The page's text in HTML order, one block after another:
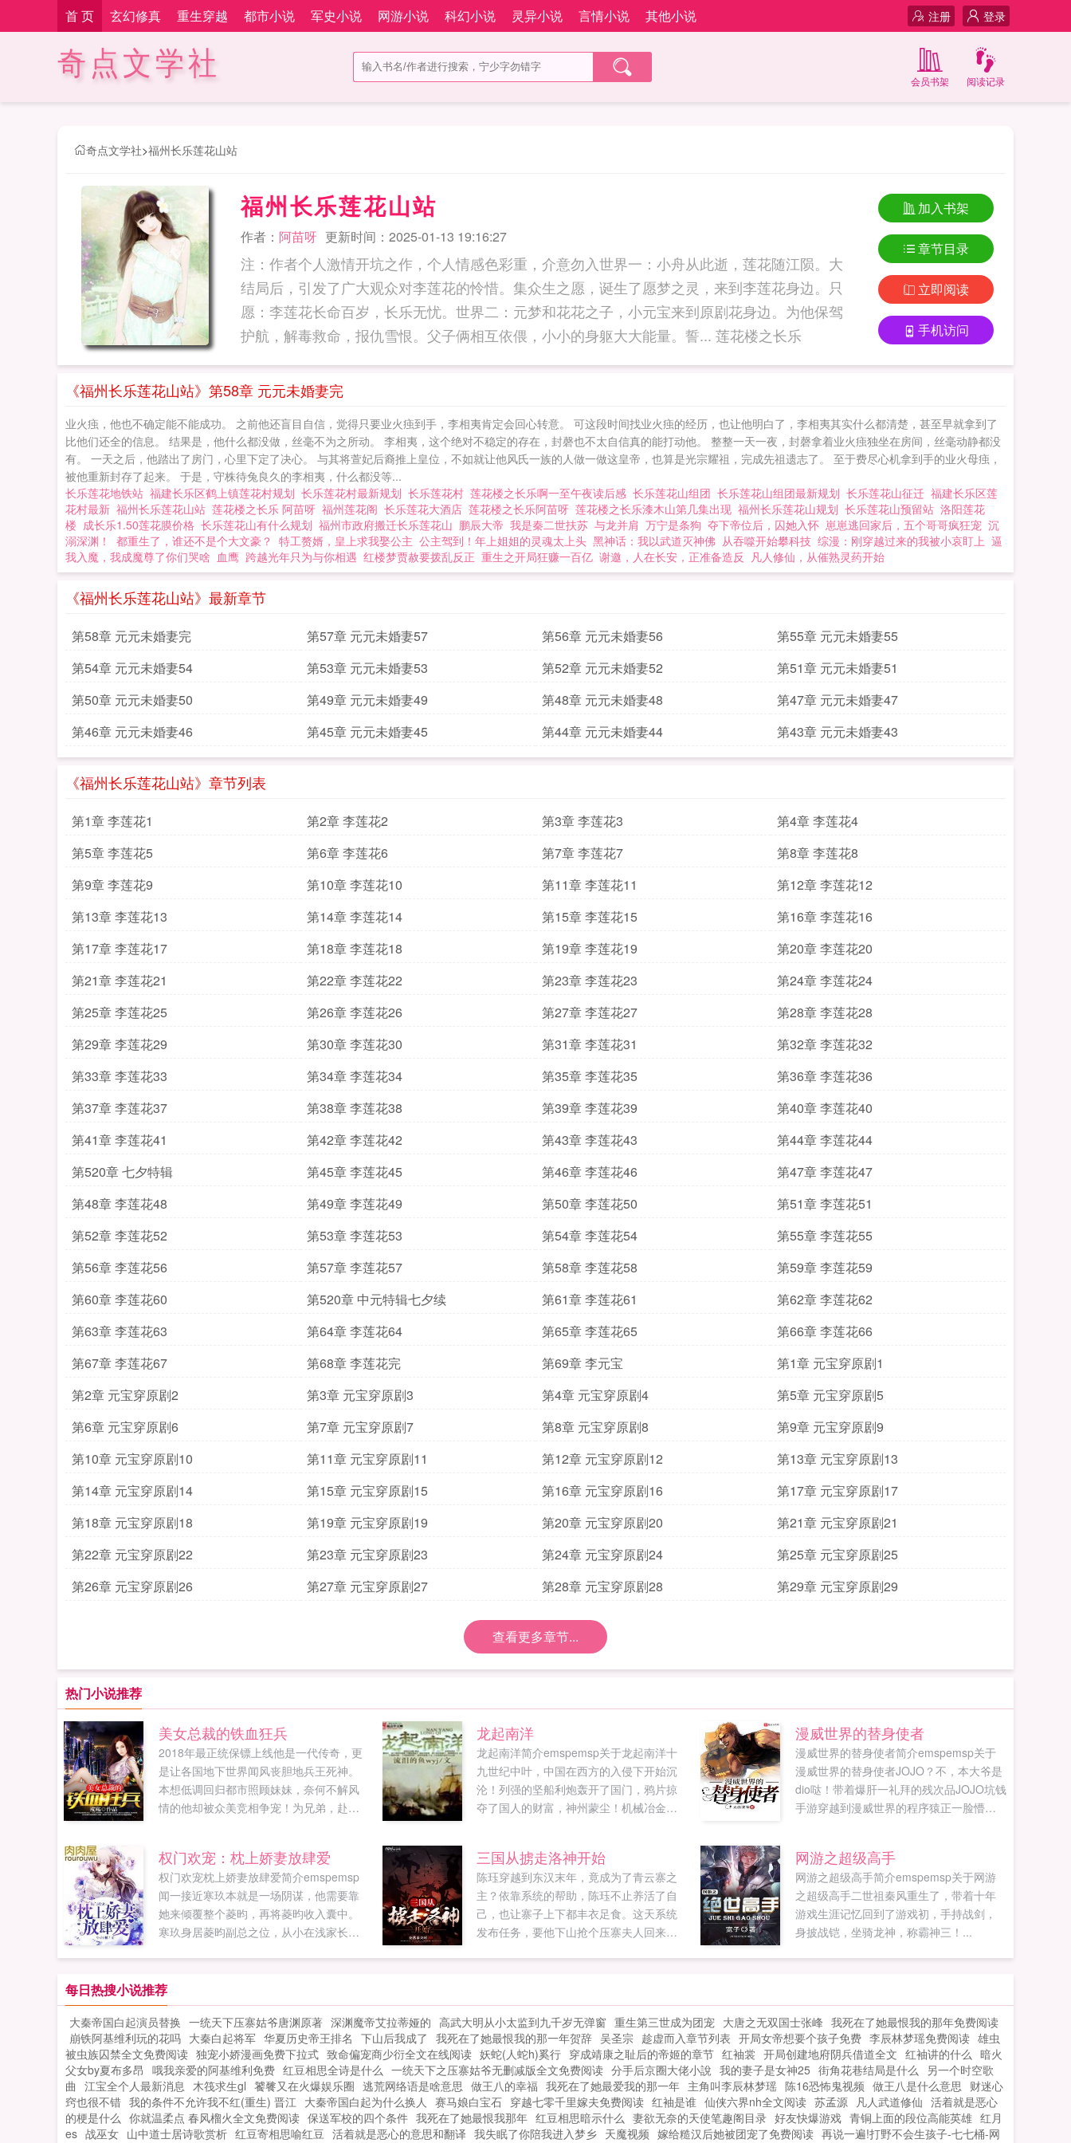
首 页 玄幻修真 重生穿越 都市小说 军史小说 网游小说 科幻小说 灵异小说 言情小说 其他小说 登录
注册
奇点文学社 阅读记录
会员书架
奇点文学社>福州长乐莲花山站
福州长乐莲花山站
作者： 阿苗呀 更新时间：2025-01-13 19:16:27
注：作者个人激情开坑之作，个人情感色彩重，介意勿入世界一：小舟从此逝，莲花随江陨。大
结局后，引发了广大观众对李莲花的怜惜。集众生之愿，诞生了愿梦之灵，来到李莲花身边。只
愿：李莲花长命百岁，长乐无忧。世界二：元梦和花花之子，小元宝来到原剧花身边。为他保驾
护航，解毒救命，报仇雪恨。父子俩相互依偎，小小的身躯大大能量。誓... 莲花楼之长乐
加入书架
章节目录
立即阅读
手机访问
《福州长乐莲花山站》第58章 元元未婚妻完
业火痋，他也不确定能不能成功。 之前他还盲目自信，觉得只要业火痋到手，李相夷肯定会回心转意。 可这段时间找业火痋的经历，也让他明白了，李相夷其实什么都清楚，甚至早就拿到了
比他们还全的信息。 结果是，他什么都没做，丝毫不为之所动。 李相夷，这个绝对不稳定的存在，封磬也不太自信真的能打动他。 整整一天一夜，封磬拿着业火痋独坐在房间，丝毫动静都没
有。 一天之后，他踏出了房门，心里下定了决心。 与其将萱妃后裔推上皇位，不如就让他风氏一族的人做一做这皇帝，也算是光宗耀祖，完成先祖遗志了。 至于费尽心机拿到手的业火母痋，
被他重新封存了起来。 于是，守株待兔良久的李相夷，什么都没等...
长乐莲花地铁站 福建长乐区鹤上镇莲花村规划 长乐莲花村最新规划 长乐莲花村 莲花楼之长乐啊一至午夜读后感 长乐莲花山组团 长乐莲花山组团最新规划 长乐莲花山征迁 福建长乐区莲
花村最新 福州长乐莲花山站 莲花楼之长乐 阿苗呀 福州莲花阁 长乐莲花大酒店 莲花楼之长乐阿苗呀 莲花楼之长乐漆木山第几集出现 福州长乐莲花山规划 长乐莲花山预留站 洛阳莲花
楼 成长乐1.50莲花膜价格 长乐莲花山有什么规划 福州市政府搬迁长乐莲花山 鹏辰大帝 我是秦二世扶苏 与龙并肩 万宁是条狗 夺下帝位后，囚她入怀 崽崽逃回家后，五个哥哥疯狂宠 沉
溺深渊！
都重生了，谁还不是个大文豪？ 特工赘婿，皇上求我娶公主 公主驾到！年上姐姐的灵魂太上头 黑神话：我以武道灭神佛 从吞噬开始攀科技 综漫：刚穿越过来的我被小哀盯上 逼
我入魔，我成魔尊了你们哭啥 血鹰 跨越光年只为与你相遇 红楼梦贾赦要拨乱反正 重生之开局狂赚一百亿 谢邀，人在长安，正准备造反 凡人修仙，从催熟灵药开始
《福州长乐莲花山站》最新章节
第58章 元元未婚妻完 第57章 元元未婚妻57 第56章 元元未婚妻56
第55章 元元未婚妻55
第54章 元元未婚妻54
第53章 元元未婚妻53 第52章 元元未婚妻52
第51章 元元未婚妻51
第50章 元元未婚妻50
第49章 元元未婚妻49 第48章 元元未婚妻48
第47章 元元未婚妻47
第46章 元元未婚妻46
第45章 元元未婚妻45 第44章 元元未婚妻44 第43章 元元未婚妻43
《福州长乐莲花山站》章节列表
第1章 李莲花1 第2章 李莲花2 第3章 李莲花3
第4章 李莲花4
第5章 李莲花5
第6章 李莲花6 第7章 李莲花7
第8章 李莲花8
第9章 李莲花9
第10章 李莲花10 第11章 李莲花11
第12章 李莲花12
第13章 李莲花13
第14章 李莲花14 第15章 李莲花15
第16章 李莲花16
第17章 李莲花17
第18章 李莲花18 第19章 李莲花19
第20章 李莲花20
第21章 李莲花21
第22章 李莲花22 第23章 李莲花23
第24章 李莲花24
第25章 李莲花25
第26章 李莲花26 第27章 李莲花27
第28章 李莲花28
第29章 李莲花29
第30章 李莲花30 第31章 李莲花31
第32章 李莲花32
第33章 李莲花33
第34章 李莲花34 第35章 李莲花35
第36章 李莲花36
第37章 李莲花37
第38章 李莲花38 第39章 李莲花39
第40章 李莲花40
第41章 李莲花41
第42章 李莲花42 第43章 李莲花43
第44章 李莲花44
第520章 七夕特辑
第45章 李莲花45 第46章 李莲花46
第47章 李莲花47
第48章 李莲花48
第49章 李莲花49 第50章 李莲花50
第51章 李莲花51
第52章 李莲花52
第53章 李莲花53 第54章 李莲花54
第55章 李莲花55
第56章 李莲花56
第57章 李莲花57 第58章 李莲花58
第59章 李莲花59
第60章 李莲花60
第520章 中元特辑七夕续 第61章 李莲花61
第62章 李莲花62
第63章 李莲花63
第64章 李莲花64 第65章 李莲花65
第66章 李莲花66
第67章 李莲花67
第68章 李莲花完 第69章 李元宝
第1章 元宝穿原剧1
第2章 元宝穿原剧2
第3章 元宝穿原剧3 第4章 元宝穿原剧4
第5章 元宝穿原剧5
第6章 元宝穿原剧6
第7章 元宝穿原剧7 第8章 元宝穿原剧8
第9章 元宝穿原剧9
第10章 元宝穿原剧10
第11章 元宝穿原剧11 第12章 元宝穿原剧12
第13章 元宝穿原剧13
第14章 元宝穿原剧14
第15章 元宝穿原剧15 第16章 元宝穿原剧16
第17章 元宝穿原剧17
第18章 元宝穿原剧18
第19章 元宝穿原剧19 第20章 元宝穿原剧20
第21章 元宝穿原剧21
第22章 元宝穿原剧22
第23章 元宝穿原剧23 第24章 元宝穿原剧24
第25章 元宝穿原剧25
第26章 元宝穿原剧26
第27章 元宝穿原剧27 第28章 元宝穿原剧28 第29章 元宝穿原剧29
查看更多章节...
热门小说推荐
美女总裁的铁血狂兵
2018年最正统保镖上线他是一代传奇，更
是让各国地下世界闻风丧胆地兵王死神。
本想低调回归都市照顾妹妹，奈何不解风
情的他却被众美竞相争宠！为兄弟，赴汤
别忘记分享给朋友...
龙起南洋
龙起南洋简介emspemsp关于龙起南洋十
九世纪中叶，中国在西方的入侵下开始沉
沦！列强的坚船利炮轰开了国门，鸦片掠
夺了国人的财富，神州蒙尘！机械冶金双
族复兴！龙起南洋，纵横四海，终结风帆
时代！新书铁血强国正式上传，书友们多
多支持啊！...
漫威世界的替身使者
漫威世界的替身使者简介emspemsp关于
漫威世界的替身使者JOJO？不，本大爷是
dio哒！带着爆肝一礼拜的残次品JOJO坑钱
手游穿越到漫威世界的程序猿正一脸懵逼
漫威世界？请问离紫薯精到达战场还有多
长时间？对了，老子还有金手指！白金之
星，世界，疯狂钻石，轰炸空间，黄金体
验，绯红之王统统给我出！叮，新玩家您
好，您的第一位替身已抽取，祝您游戏愉
快。看着眼前正...
权门欢宠：枕上娇妻放肆爱
权门欢宠枕上娇妻放肆爱简介emspemsp
闻一接近寒玖本就是一场阴谋，他需要靠
她来倾覆整个菱昀，再将菱昀收入囊中。
寒玖身居菱昀副总之位，从小在浅家长
只披着忠厚外衣的...
三国从掳走洛神开始
陈珏穿越到东汉末年，竟成为了青云寨之
主？依靠系统的帮助，陈珏不止养活了自
己，也让寨子上下都丰衣足食。这天系统
发布任务，要他下山抢个压寨夫人回来。
喜欢三国从掳走洛神开始，别忘记分享给
朋友...
网游之超级高手
网游之超级高手简介emspemsp关于网游
之超级高手二世祖秦风重生了，带着十年
游戏生涯记忆回到了游戏初，手持战剑，
身披战铠，坐骑龙神，称霸神三！...
每日热搜小说推荐
大秦帝国白起演员替换 一统天下压寨姑爷唐渊原著 深渊魔帝艾拉蒂娅的 高武大明从小太监到九千岁无弹窗 重生第三世成为团宠 大唐之无双国士张峰 我死在了她最恨我的那年免费阅读
崩铁阿基维利玩的花吗 大秦白起将军 华夏历史帝王排名 下山后我成了 我死在了她最恨我的那一年贺辞 吴圣宗 趁虚而入章节列表 开局女帝想要个孩子免费 李辰林梦瑶免费阅读 雄虫
被虫族囚禁全文免费阅读 独宠小娇漫画免费下拉式 致命偏宠商少衍全文在线阅读 妖蛇(人蛇h)奚行 穿成靖康之耻后的帝姬的章节 红袖裳 开局创建地府阴兵借道全文 红袖讲的什么 暗火
父女by夏布多昂 哦我亲爱的阿基维利免费 红豆相思全诗是什么 一统天下之压寨姑爷无删减版全文免费阅读 分手后京圈大佬小說 我的妻子是女神25 街角花巷结局是什么
另一个时空歌
曲 江宝全个人最新消息 木筏求生gl 饕餮又在火爆娱乐圈 逃荒网络语是啥意思 做王八的幸福 我死在了她最爱我的那一年 主角叫李辰林梦瑶 陈16恐怖鬼视频 做王八是什么意思 财迷心
窍也很不错 我的条件不允许我不红(重生) 晋江 大秦帝国白起为什么换人 赛马娘白宝石 穿越七零千里嫁夫免费阅读 红袖是谁 仙侠六界nh全文阅读 苏孟源 凡人武道修仙 活着就是恶心
的梗是什么 你就温柔点 春风榴火全文免费阅读 保送军校的四个条件 我死在了她最恨我那年 红豆相思暗示什么 妻欲无奈的天使笔趣阁目录 好友快爆游戏 青铜上面的段位高能英雄 红月
es 战巫女 山中道士居诗歌赏析 红豆寄相思喻红豆 活着就是恶心的意思和翻译 我失眠了你陪我进入梦乡 天魔视频 嫁给糙汉后她被团宠了免费阅读 再说一遍!打野不会生孩子-七七桶-网